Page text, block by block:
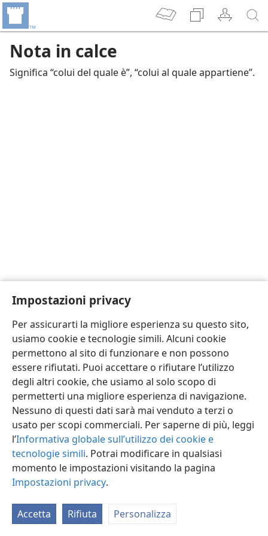
Impostazioni privacy
Per assicurarti la migliore esperienza su questo sito,
usiamo cookie e tecnologie simili. Alcuni cookie
permettono al sito di funzionare e non possono
essere rifiutati. Puoi accettare o rifiutare l’utilizzo
degli altri cookie, che usiamo al solo scopo di
permetterti una migliore esperienza di navigazione.
Nessuno di questi dati sarà mai venduto a terzi o
usato per scopi commerciali. Per saperne di più, leggi
l’Informativa globale sull’utilizzo dei cookie e
tecnologie simili. Potrai modificare in qualsiasi
momento le impostazioni visitando la pagina
Impostazioni privacy.
Accetta Rifiuta Personalizza
Nota in calce
Significa “colui del quale è”, “colui al quale appartiene”.
Italiano
Copyright © 2026 Watch Tower Bible and Tract Society of Pennsylvania
JW.ORG
Accedi